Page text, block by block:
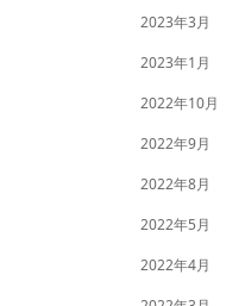
2023年3月
2023年1月
2022年10月
2022年9月
2022年8月
2022年5月
2022年4月